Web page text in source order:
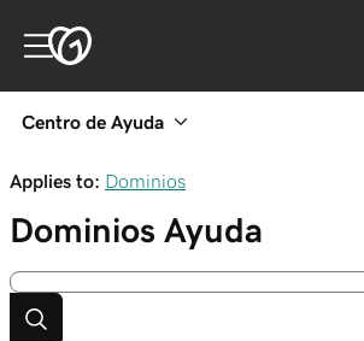
Centro de Ayuda
Applies to: Dominios
Dominios Ayuda